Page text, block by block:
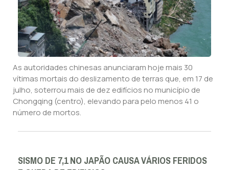
As autoridades chinesas anunciaram hoje mais 30
vítimas mortais do deslizamento de terras que, em 17 de
julho, soterrou mais de dez edifícios no município de
Chongqing (centro), elevando para pelo menos 41 o
número de mortos.
SISMO DE 7,1 NO JAPÃO CAUSA VÁRIOS FERIDOS